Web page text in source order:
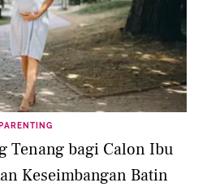
PARENTING
Tenang bagi Calon Ibu
Keseimbangan Batin